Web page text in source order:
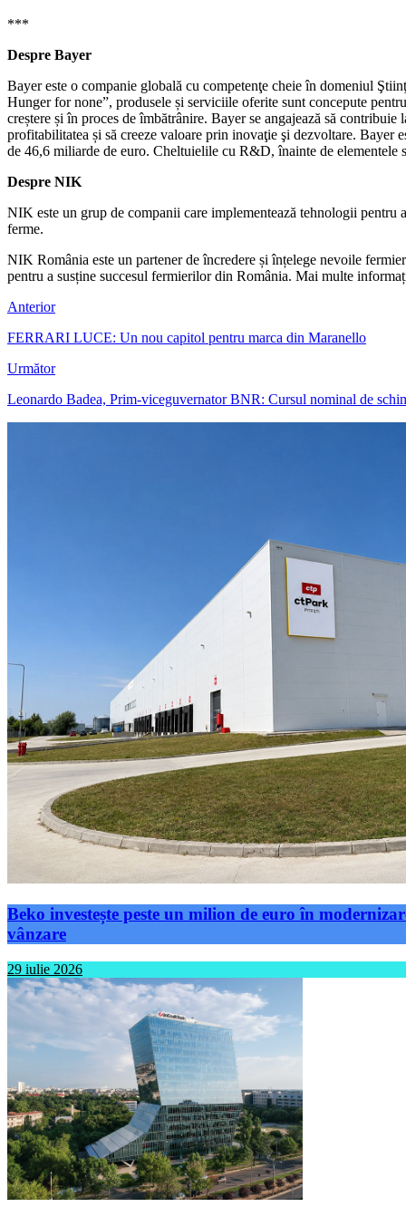
***
Despre Bayer
Bayer este o companie globală cu competenţe cheie în domeniul
Hunger for none”, produsele și serviciile oferite sunt concepute
creștere și în proces de îmbătrânire. Bayer se angajează să
profitabilitatea și să creeze valoare prin inovaţie şi dezvoltare. Bayer
de 46,6 miliarde de euro. Cheltuielile cu R&D, înainte de
Despre NIK
NIK este un grup de companii care implementează tehnologii pentru
ferme.
NIK România este un partener de încredere și înțelege nevoile
pentru a susține succesul fermierilor din România. Mai multe
Anterior
FERRARI LUCE: Un nou capitol pentru marca din Maranello
Următor
Leonardo Badea, Prim-viceguvernator BNR: Cursul nominal de
Beko investește peste un milion de euro în
vânzare
29 iulie 2026